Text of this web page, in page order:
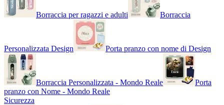
Borraccia per ragazzi e adulti Borraccia
Personalizzata Design Porta pranzo con nome di Design
Borraccia Personalizzata - Mondo Reale
Porta
pranzo con Nome - Mondo Reale
Sicurezza